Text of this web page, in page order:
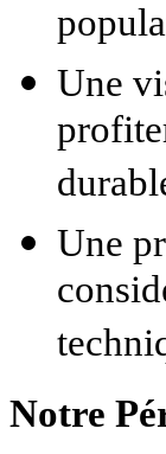
Une
Une
Notre